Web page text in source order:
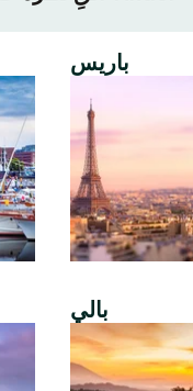
باريس
بالي